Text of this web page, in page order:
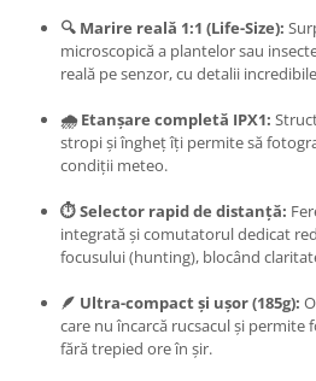
🔍 Marire reală 1:1 (Life-Size):
microscopică a plantelor sau
reală pe senzor, cu detalii
🌧️ Etanșare completă IPX1:
stropi și îngheț îți permite să
condiții meteo.
⏱️ Selector rapid de distanță:
integrată și comutatorul dedicat
focusului (hunting), blocând
🪶 Ultra-compact și ușor (185g):
care nu încarcă rucsacul și permite
fără trepied ore în șir.